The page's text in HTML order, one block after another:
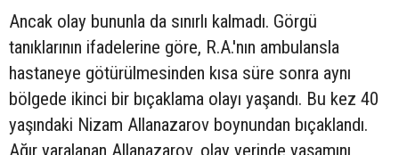
Ancak olay bununla da sınırlı kalmadı. Görgü
tanıklarının ifadelerine göre, R.A.'nın ambulansla
hastaneye götürülmesinden kısa süre sonra aynı
bölgede ikinci bir bıçaklama olayı yaşandı. Bu kez 40
yaşındaki Nizam Allanazarov boynundan bıçaklandı.
Ağır yaralanan Allanazarov, olay yerinde yaşamını